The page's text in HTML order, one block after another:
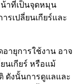
าที่เป็นจุดหมุน
รเปลี่ยนเกียร์และ
ายุการใช้งาน อาจ
นเกียร์ หรือแม้
ดังนั้นการดูแลและ